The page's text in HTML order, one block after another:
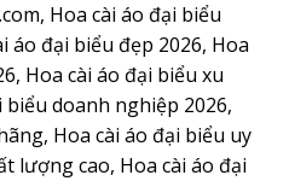
Hoa cài áo đại biểu
áo đại biểu đẹp 2026, Hoa
Hoa cài áo đại biểu xu
doanh nghiệp 2026,
Hoa cài áo đại biểu uy
lượng cao, Hoa cài áo đại